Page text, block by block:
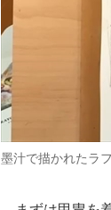
墨汁で描かれたラ